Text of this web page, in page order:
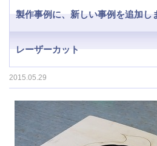
製作事例に、新しい事例を追加
レーザーカット
2015.05.29